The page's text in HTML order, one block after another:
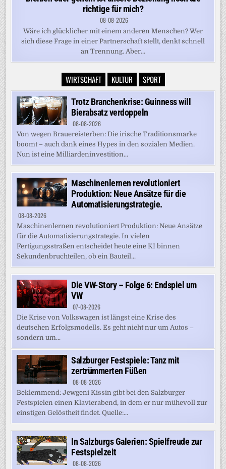
richtige für mich?
08-08-2026
Wäre ich glücklicher mit einem anderen Menschen? Wer
sich diese Frage in einer Partnerschaft stellt, denkt schnell
an Trennung. Aber...
WIRTSCHAFT KULTUR SPORT
Trotz Branchenkrise: Guinness will
Bierabsatz verdoppeln
08-08-2026
Von wegen Brauereisterben: Die irische Traditionsmarke
boomt – auch dank eines Hypes in den sozialen Medien.
Nun ist eine Milliardeninvestition...
Maschinenlernen revolutioniert
Produktion: Neue Ansätze für die
Automatisierungstrategie.
08-08-2026
Maschinenlernen revolutioniert Produktion: Neue Ansätze
für die Automatisierungstrategie. In vielen
Fertigungsstraßen entscheidet heute eine KI binnen
Sekundenbruchteilen, ob ein Bauteil...
Die VW-Story – Folge 6: Endspiel um
VW
07-08-2026
Die Krise von Volkswagen ist längst eine Krise des
deutschen Erfolgsmodells. Es geht nicht nur um Autos –
sondern um...
Salzburger Festspiele: Tanz mit
zertrümmerten Füßen
08-08-2026
Beklemmend: Jewgeni Kissin gibt bei den Salzburger
Festspielen einen Klavierabend, in dem er nur mühevoll zur
einstigen Gelöstheit findet. Quelle:...
In Salzburgs Galerien: Spielfreude zur
Festspielzeit
08-08-2026